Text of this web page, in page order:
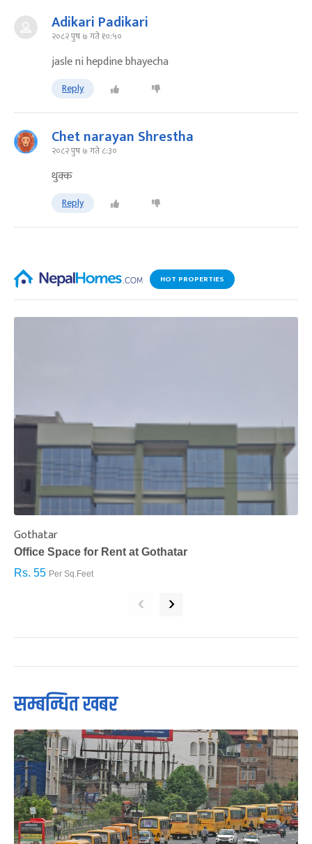
Adikari Padikari
२०८२ पुष ७ गते १०:५०
jasle ni hepdine bhayecha
Reply
Chet narayan Shrestha
२०८२ पुष ७ गते ८:३०
थुक्क
Reply
HOT PROPERTIES
Gothatar
Office Space for Rent at Gothatar
Rs. 55 Per Sq.Feet
‹ ›
सम्बन्धित खबर